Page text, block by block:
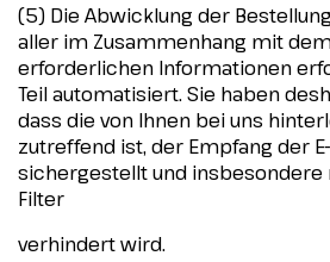
(5) Die Abwicklung der
aller im Zusammenhang mit
erforderlichen Informationen
Teil automatisiert. Sie haben
dass die von Ihnen bei uns
zutreffend ist, der Empfang der
sichergestellt und insbesondere
Filter
verhindert wird.